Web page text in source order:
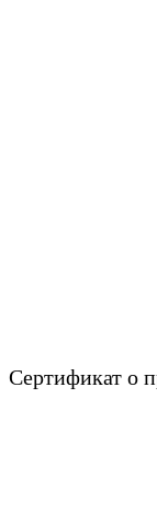
Сертификат о